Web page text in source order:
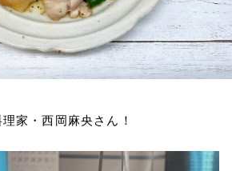
家・西岡麻央さん！